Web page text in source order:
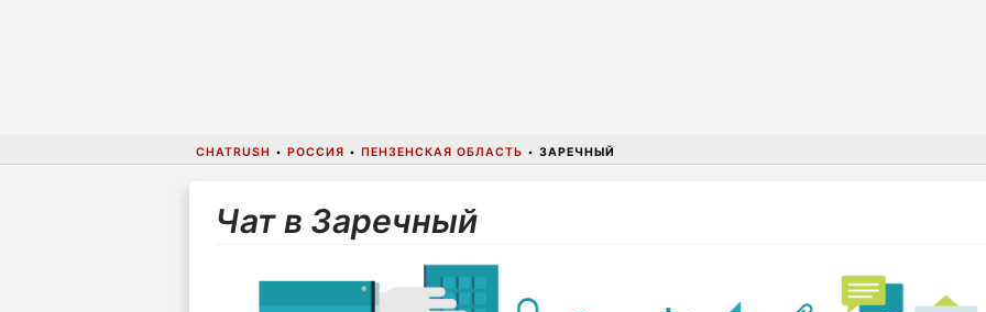
CHATRUSH • РОССИЯ • ПЕНЗЕНСКАЯ ОБЛАСТЬ • ЗАРЕЧНЫЙ
Чат в Заречный